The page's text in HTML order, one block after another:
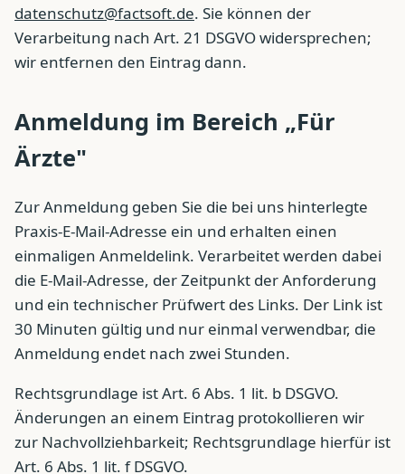
datenschutz@factsoft.de. Sie können der
Verarbeitung nach Art. 21 DSGVO widersprechen;
wir entfernen den Eintrag dann.
Anmeldung im Bereich „Für
Ärzte"
Zur Anmeldung geben Sie die bei uns hinterlegte
Praxis-E-Mail-Adresse ein und erhalten einen
einmaligen Anmeldelink. Verarbeitet werden dabei
die E-Mail-Adresse, der Zeitpunkt der Anforderung
und ein technischer Prüfwert des Links. Der Link ist
30 Minuten gültig und nur einmal verwendbar, die
Anmeldung endet nach zwei Stunden.
Rechtsgrundlage ist Art. 6 Abs. 1 lit. b DSGVO.
Änderungen an einem Eintrag protokollieren wir
zur Nachvollziehbarkeit; Rechtsgrundlage hierfür ist
Art. 6 Abs. 1 lit. f DSGVO.